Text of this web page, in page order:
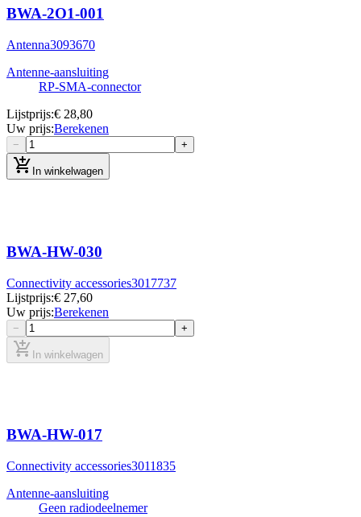
BWA-2O1-001
Antenna3093670
Antenne-aansluiting
RP‐SMA‐connector
Lijstprijs:€ 28,80
Uw prijs:Berekenen
− +
add_shopping_cart In winkelwagen
BWA-HW-030
Connectivity accessories3017737
Lijstprijs:€ 27,60
Uw prijs:Berekenen
− +
add_shopping_cart In winkelwagen
BWA-HW-017
Connectivity accessories3011835
Antenne-aansluiting
Geen radiodeelnemer